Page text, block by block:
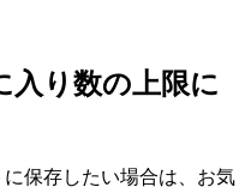
入り数の上限に
保存したい場合は、お気